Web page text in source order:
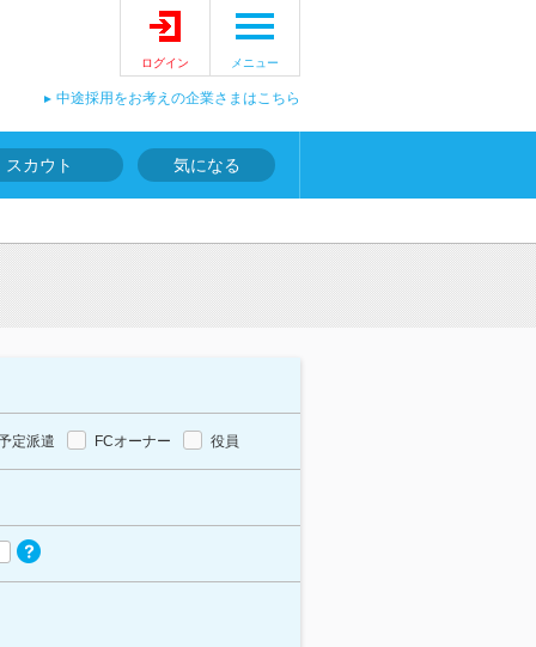
ログイン メニュー
中途採用をお考えの企業さまはこちら
スカウト 気になる
定派遣 FCオーナー 役員